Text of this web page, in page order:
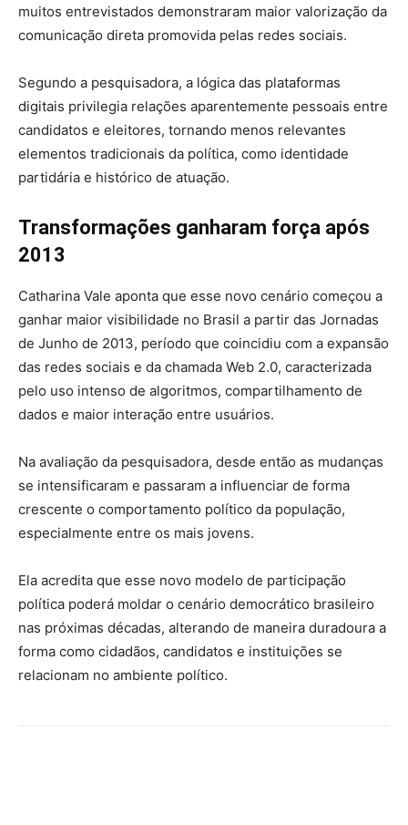
muitos entrevistados demonstraram maior valorização da
comunicação direta promovida pelas redes sociais.
Segundo a pesquisadora, a lógica das plataformas
digitais privilegia relações aparentemente pessoais entre
candidatos e eleitores, tornando menos relevantes
elementos tradicionais da política, como identidade
partidária e histórico de atuação.
Transformações ganharam força após
2013
Catharina Vale aponta que esse novo cenário começou a
ganhar maior visibilidade no Brasil a partir das Jornadas
de Junho de 2013, período que coincidiu com a expansão
das redes sociais e da chamada Web 2.0, caracterizada
pelo uso intenso de algoritmos, compartilhamento de
dados e maior interação entre usuários.
Na avaliação da pesquisadora, desde então as mudanças
se intensificaram e passaram a influenciar de forma
crescente o comportamento político da população,
especialmente entre os mais jovens.
Ela acredita que esse novo modelo de participação
política poderá moldar o cenário democrático brasileiro
nas próximas décadas, alterando de maneira duradoura a
forma como cidadãos, candidatos e instituições se
relacionam no ambiente político.